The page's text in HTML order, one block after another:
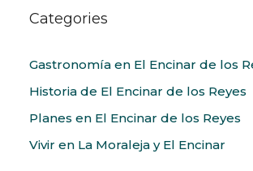
Categories
Gastronomía en El Encinar de los
Historia de El Encinar de los Reyes
Planes en El Encinar de los Reyes
Vivir en La Moraleja y El Encinar